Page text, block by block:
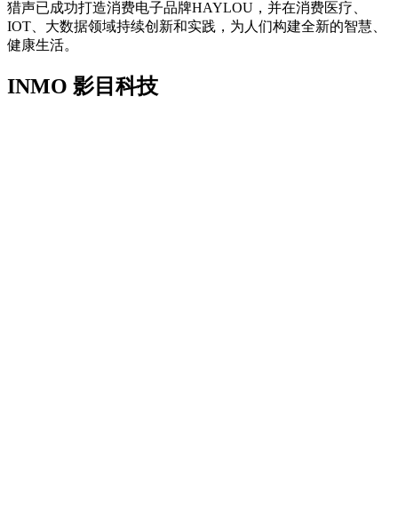
猎声已成功打造消费电子品牌HAYLOU，并在消费医疗、
IOT、大数据领域持续创新和实践，为人们构建全新的智慧、
健康生活。
INMO 影目科技